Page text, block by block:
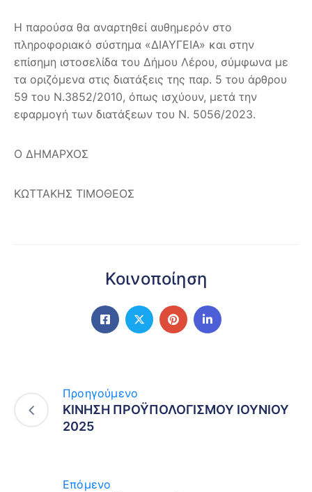
Η παρούσα θα αναρτηθεί αυθημερόν στο
πληροφοριακό σύστημα «ΔΙΑΥΓΕΙΑ» και στην
επίσημη ιστοσελίδα του Δήμου Λέρου, σύμφωνα με
τα οριζόμενα στις διατάξεις της παρ. 5 του άρθρου
59 του Ν.3852/2010, όπως ισχύουν, μετά την
εφαρμογή των διατάξεων του Ν. 5056/2023.
Ο ΔΗΜΑΡΧΟΣ
ΚΩΤΤΑΚΗΣ ΤΙΜΟΘΕΟΣ
Κοινοποίηση
Προηγούμενο
ΚΙΝΗΣΗ ΠΡΟΫΠΟΛΟΓΙΣΜΟΥ ΙΟΥΝΙΟΥ
2025
Επόμενο